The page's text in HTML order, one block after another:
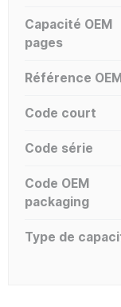
Capacité OEM
pages
Référence
Code court
Code série
Code OEM
packaging
Type de